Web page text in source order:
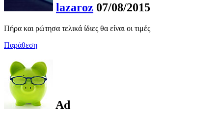
lazaroz 07/08/2015
Πήρα και ρώτησα τελικά ίδιες θα είναι οι τιμές
Παράθεση
Ad